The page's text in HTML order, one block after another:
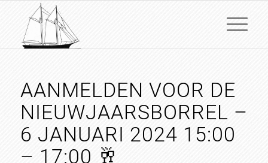
AANMELDEN VOOR DE
NIEUWJAARSBORREL –
6 JANUARI 2024 15:00
– 17:00 🥂